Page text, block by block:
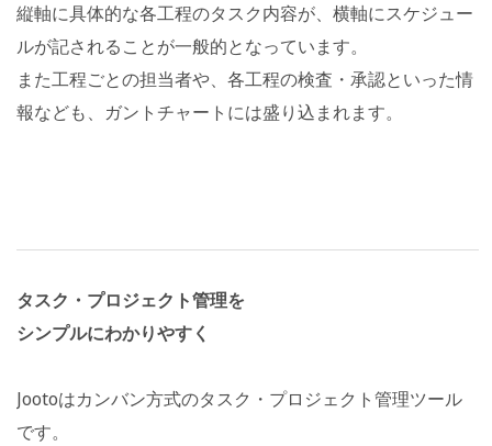
縦軸に具体的な各工程のタスク内容が、横軸にスケジュー
ルが記されることが一般的となっています。
また工程ごとの担当者や、各工程の検査・承認といった情
報なども、ガントチャートには盛り込まれます。
タスク・プロジェクト管理を
シンプルにわかりやすく
Jootoはカンバン方式のタスク・プロジェクト管理ツール
です。